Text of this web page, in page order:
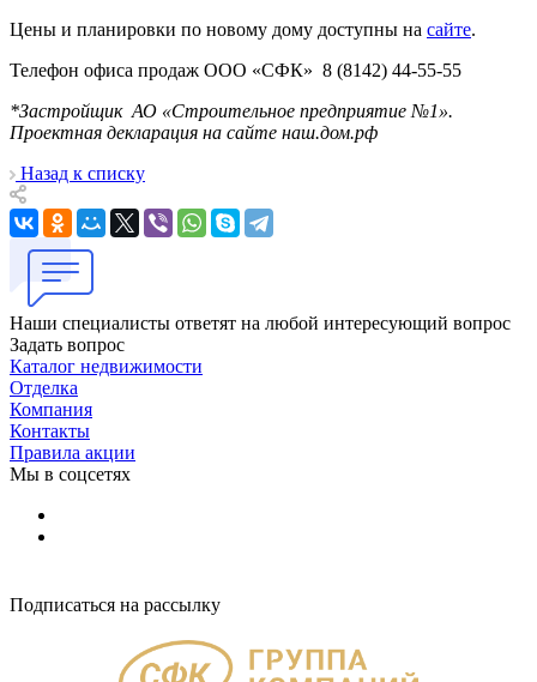
Цены и планировки по новому дому доступны на сайте.
Телефон офиса продаж ООО «СФК» 8 (8142) 44-55-55
*Застройщик АО «Строительное предприятие №1».
Проектная декларация на сайте наш.дом.рф
Назад к списку
Наши специалисты ответят на любой интересующий вопрос
Задать вопрос
Каталог недвижимости
Отделка
Компания
Контакты
Правила акции
Мы в соцсетях
Подписаться на рассылку